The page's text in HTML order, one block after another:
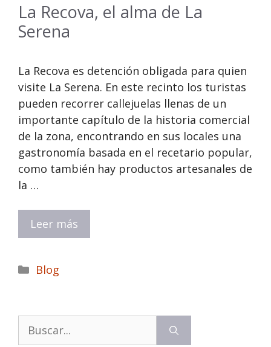
La Recova, el alma de La
Serena
La Recova es detención obligada para quien
visite La Serena. En este recinto los turistas
pueden recorrer callejuelas llenas de un
importante capítulo de la historia comercial
de la zona, encontrando en sus locales una
gastronomía basada en el recetario popular,
como también hay productos artesanales de
la …
Leer más
Categorías
Blog